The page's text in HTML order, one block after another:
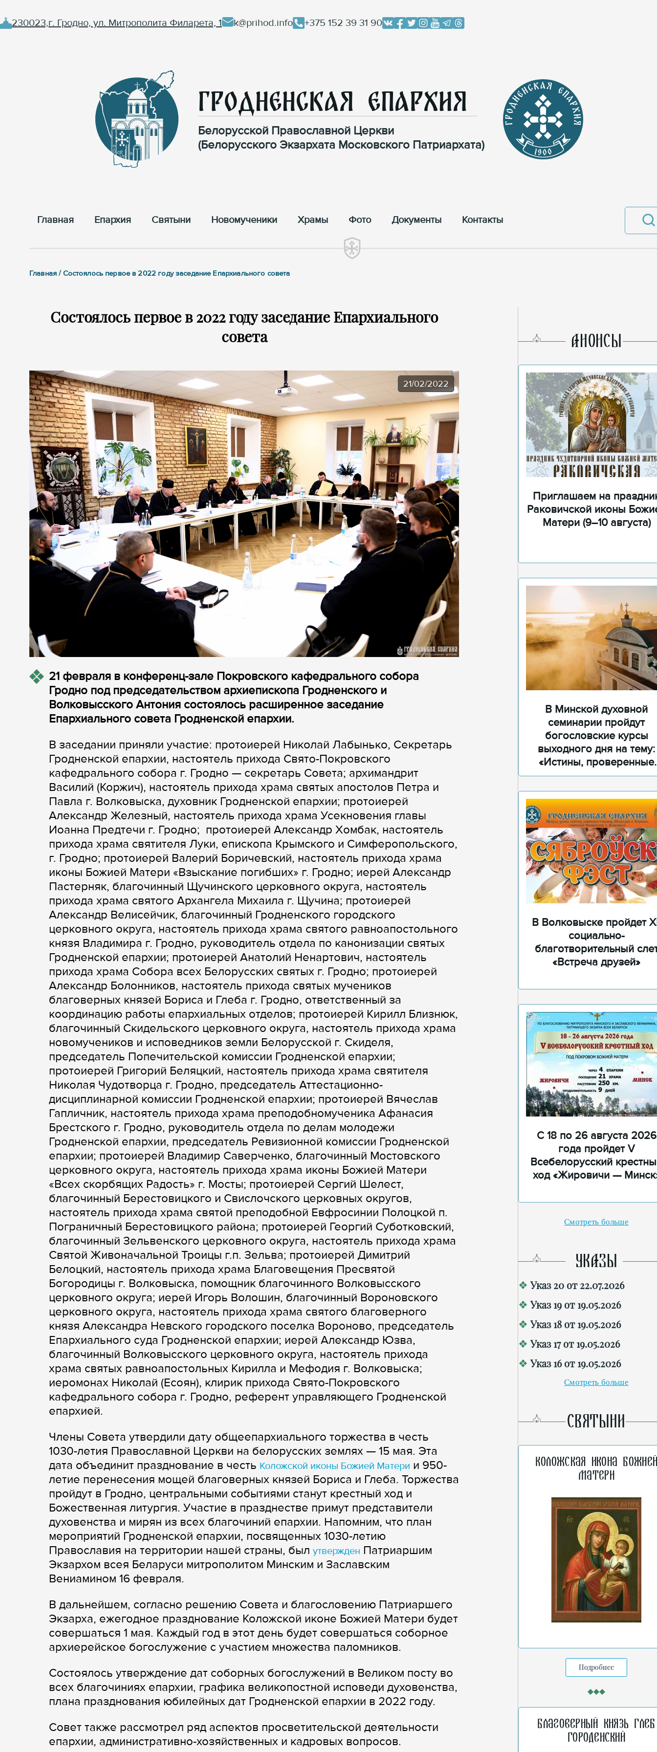
230023,г. Гродно, ул. Митрополита Филарета, 1 k@prihod.info +375 152 39 31 90
Гродненская Епархия
Белорусской Православной Церкви
(Белорусского Экзархата Московского Патриархата)
Главная Епархия Cвятыни Новомученики Храмы Фото Документы Контакты
Главная / Состоялось первое в 2022 году заседание Епархиального совета
Состоялось первое в 2022 году заседание Епархиального
совета
21/02/2022
21 февраля в конференц-зале Покровского кафедрального собора
Гродно под председательством архиепископа Гродненского и
Волковысского Антония состоялось расширенное заседание
Епархиального совета Гродненской епархии.
В заседании приняли участие: протоиерей Николай Лабынько, Секретарь
Гродненской епархии, настоятель прихода Свято-Покровского
кафедрального собора г. Гродно — секретарь Совета; архимандрит
Василий (Коржич), настоятель прихода храма святых апостолов Петра и
Павла г. Волковыска, духовник Гродненской епархии; протоиерей
Александр Железный, настоятель прихода храма Усекновения главы
Иоанна Предтечи г. Гродно; протоиерей Александр Хомбак, настоятель
прихода храма святителя Луки, епископа Крымского и Симферопольского,
г. Гродно; протоиерей Валерий Боричевский, настоятель прихода храма
иконы Божией Матери «Взыскание погибших» г. Гродно; иерей Александр
Пастерняк, благочинный Щучинского церковного округа, настоятель
прихода храма святого Архангела Михаила г. Щучина; протоиерей
Александр Велисейчик, благочинный Гродненского городского
церковного округа, настоятель прихода храма святого равноапостольного
князя Владимира г. Гродно, руководитель отдела по канонизации святых
Гродненской епархии; протоиерей Анатолий Ненартович, настоятель
прихода храма Собора всех Белорусских святых г. Гродно; протоиерей
Александр Болонников, настоятель прихода святых мучеников
благоверных князей Бориса и Глеба г. Гродно, ответственный за
координацию работы епархиальных отделов; протоиерей Кирилл Близнюк,
благочинный Скидельского церковного округа, настоятель прихода храма
новомучеников и исповедников земли Белорусской г. Скиделя,
председатель Попечительской комиссии Гродненской епархии;
протоиерей Григорий Беляцкий, настоятель прихода храма святителя
Николая Чудотворца г. Гродно, председатель Аттестационно-
дисциплинарной комиссии Гродненской епархии; протоиерей Вячеслав
Гапличник, настоятель прихода храма преподобномученика Афанасия
Брестского г. Гродно, руководитель отдела по делам молодежи
Гродненской епархии, председатель Ревизионной комиссии Гродненской
епархии; протоиерей Владимир Саверченко, благочинный Мостовского
церковного округа, настоятель прихода храма иконы Божией Матери
«Всех скорбящих Радость» г. Мосты; протоиерей Сергий Шелест,
благочинный Берестовицкого и Свислочского церковных округов,
настоятель прихода храма святой преподобной Евфросинии Полоцкой п.
Пограничный Берестовицкого района; протоиерей Георгий Суботковский,
благочинный Зельвенского церковного округа, настоятель прихода храма
Святой Живоначальной Троицы г.п. Зельва; протоиерей Димитрий
Белоцкий, настоятель прихода храма Благовещения Пресвятой
Богородицы г. Волковыска, помощник благочинного Волковысского
церковного округа; иерей Игорь Волошин, благочинный Вороновского
церковного округа, настоятель прихода храма святого благоверного
князя Александра Невского городского поселка Вороново, председатель
Епархиального суда Гродненской епархии; иерей Александр Юзва,
благочинный Волковысского церковного округа, настоятель прихода
храма святых равноапостольных Кирилла и Мефодия г. Волковыска;
иеромонах Николай (Есоян), клирик прихода Свято-Покровского
кафедрального собора г. Гродно, референт управляющего Гродненской
епархией.
Члены Совета утвердили дату общеепархиального торжества в честь
1030-летия Православной Церкви на белорусских землях — 15 мая. Эта
дата объединит празднование в честь Коложской иконы Божией Матери и 950-
летие перенесения мощей благоверных князей Бориса и Глеба. Торжества
пройдут в Гродно, центральными событиями станут крестный ход и
Божественная литургия. Участие в празднестве примут представители
духовенства и мирян из всех благочиний епархии. Напомним, что план
мероприятий Гродненской епархии, посвященных 1030-летию
Православия на территории нашей страны, был утвержден Патриаршим
Экзархом всея Беларуси митрополитом Минским и Заславским
Вениамином 16 февраля.
В дальнейшем, согласно решению Совета и благословению Патриаршего
Экзарха, ежегодное празднование Коложской иконе Божией Матери будет
совершаться 1 мая. Каждый год в этот день будет совершаться соборное
архиерейское богослужение с участием множества паломников.
Состоялось утверждение дат соборных богослужений в Великом посту во
всех благочиниях епархии, графика великопостной исповеди духовенства,
плана празднования юбилейных дат Гродненской епархии в 2022 году.
Совет также рассмотрел ряд аспектов просветительской деятельности
епархии, административно-хозяйственных и кадровых вопросов.
AНОНСЫ
Приглашаем на
Раковичской иконы
Матери (9–10 августа)
В Минской духовной
семинарии пройдут
богословские курсы
выходного дня на тему:
«Истины, проверенные
временем»
В Волковыске пройдет
социально-
благотворительный
«Встреча друзей»
С 18 по 26 августа 2026
года пройдет V
Всебелорусский
ход «Жировичи —
Смотреть больше
УКАЗЫ
Указ 20 от 22.07.2026
Указ 19 от 19.05.2026
Указ 18 от 19.05.2026
Указ 17 от 19.05.2026
Указ 16 от 19.05.2026
Смотреть больше
СВЯТЫНИ
Коложская икона
Матери
Подробнее
Благоверный князь Глеб
Городенский